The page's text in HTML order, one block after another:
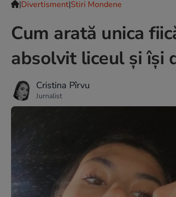
|Divertisment|Stiri Mondene
Cum arată unica
absolvit liceul și își
Cristina Pîrvu
Jurnalist